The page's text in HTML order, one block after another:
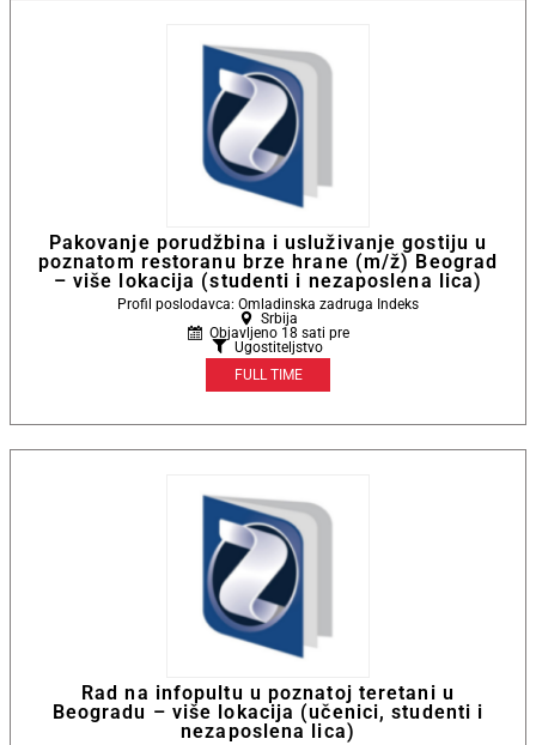
Pakovanje porudžbina i usluživanje gostiju u
poznatom restoranu brze hrane (m/ž) Beograd
– više lokacija (studenti i nezaposlena lica)
Profil poslodavca: Omladinska zadruga Indeks
Srbija
Objavljeno 18 sati pre
Ugostiteljstvo
FULL TIME
Rad na infopultu u poznatoj teretani u
Beogradu – više lokacija (učenici, studenti i
nezaposlena lica)